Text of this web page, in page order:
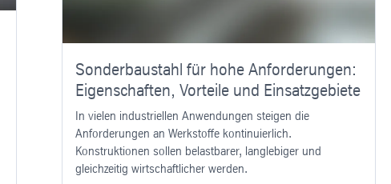
Sonderbaustahl für hohe Anforderungen:
Eigenschaften, Vorteile und Einsatzgebiete
In vielen industriellen Anwendungen steigen die
Anforderungen an Werkstoffe kontinuierlich.
Konstruktionen sollen belastbarer, langlebiger und
gleichzeitig wirtschaftlicher werden.